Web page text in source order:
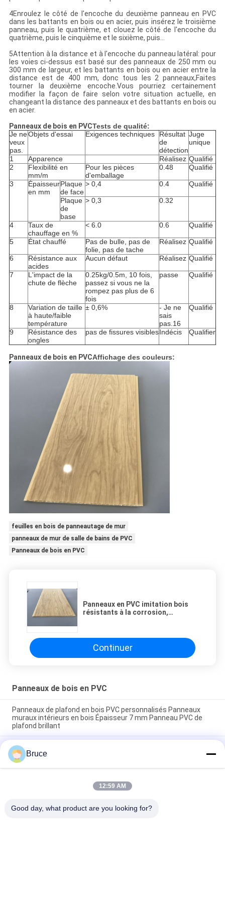
4Enroulez le côté de l'encoche du deuxième panneau en PVC
dans les battants en bois ou en acier, puis insérez le troisième
panneau, puis le quatrième, et clouez le côté de l'encoche du
quatrième, puis le cinquième et le sixième, puis...
5Attention à la distance et à l'encoche du panneau latéral: pour
les voies ci-dessus est basé sur des panneaux de 250 mm ou
300 mm de largeur, et les battants en bois ou en acier entre la
distance est de 400 mm, donc tous les 2 panneaux,Faites
tourner la deuxième encoche.Vous pourriez certainement
modifier la façon de faire selon votre situation actuelle, en
changeant la distance des panneaux et des battants en bois ou
en acier.
Panneaux de bois en PVCTests de qualité:
Je ne
veux
pas.
Objets d'essai Exigences techniques
Résultat
de
détection
Juge
unique
1 Apparence Réalisez Qualifié
2
Flexibilité en
mm/m
Pour les pièces
d'emballage
0.48 Qualifié
3
Épaisseur
en mm
Plaque
de face
> 0,4 0.4 Qualifié
Plaque
de
base
> 0,3 0.32
4
Taux de
chauffage en %
< 6.0 0.6 Qualifié
5 État chauffé
Pas de bulle, pas de
folie, pas de tache
Réalisez Qualifié
6
Résistance aux
acides
Aucun défaut Réalisez Qualifié
7
L'impact de la
chute de flèche
0.25kg/0.5m, 10 fois,
passez si vous ne la
rompez pas plus de 6
fois
passe Qualifié
8
Variation de taille
à haute/faible
température
± 0,6%
- Je ne
sais
pas.16
Qualifié
9
Résistance des
ongles
pas de fissures visiblesIndécis Qualifier
Panneaux de bois en PVCAffichage des couleurs:
feuilles en bois de panneautage de mur
panneaux de mur de salle de bains de PVC
Panneaux de bois en PVC
Panneaux en PVC imitation bois
résistants à la corrosion,
panneau de plafond en PVC jaune
Continuer
Panneaux de bois en PVC
Panneaux de plafond en bois PVC personnalisés Panneaux
muraux intérieurs en bois Épaisseur 7 mm Panneau PVC de
plafond brillant
200 × 5,95M Panneaux de revêtement en bois en PVC pour
l'intérieur pour le restaurant 7 mm d'épaisseur 8 pouces
panneau de plafond en PVC couleur en bois populaire
Panneaux en PVC plats en bois de 2,5 kg, haute brillance, pour
plafond d'appartement, panneaux en PVC en bois brillants
Bruce
12:59 AM
Good day, what product are you looking for?